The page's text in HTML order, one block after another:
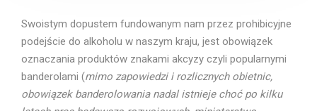
Swoistym dopustem fundowanym nam przez prohibicyjne
podejście do alkoholu w naszym kraju, jest obowiązek
oznaczania produktów znakami akcyzy czyli popularnymi
banderolami (mimo zapowiedzi i rozlicznych obietnic,
obowiązek banderolowania nadal istnieje choć po kilku